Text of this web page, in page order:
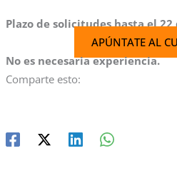
Plazo de solicitudes hasta el
APÚNTATE AL
No es necesaria experiencia.
Comparte esto: